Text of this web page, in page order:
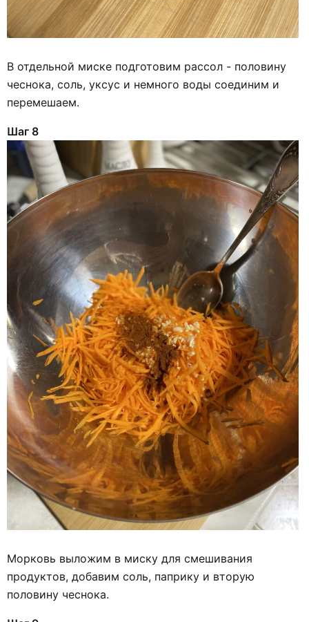
В отдельной миске подготовим рассол - половину
чеснока, соль, уксус и немного воды соединим и
перемешаем.
Шаг 8
Морковь выложим в миску для смешивания
продуктов, добавим соль, паприку и вторую
половину чеснока.